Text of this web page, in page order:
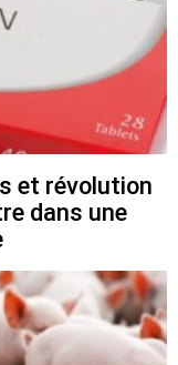
et révolution
dans une